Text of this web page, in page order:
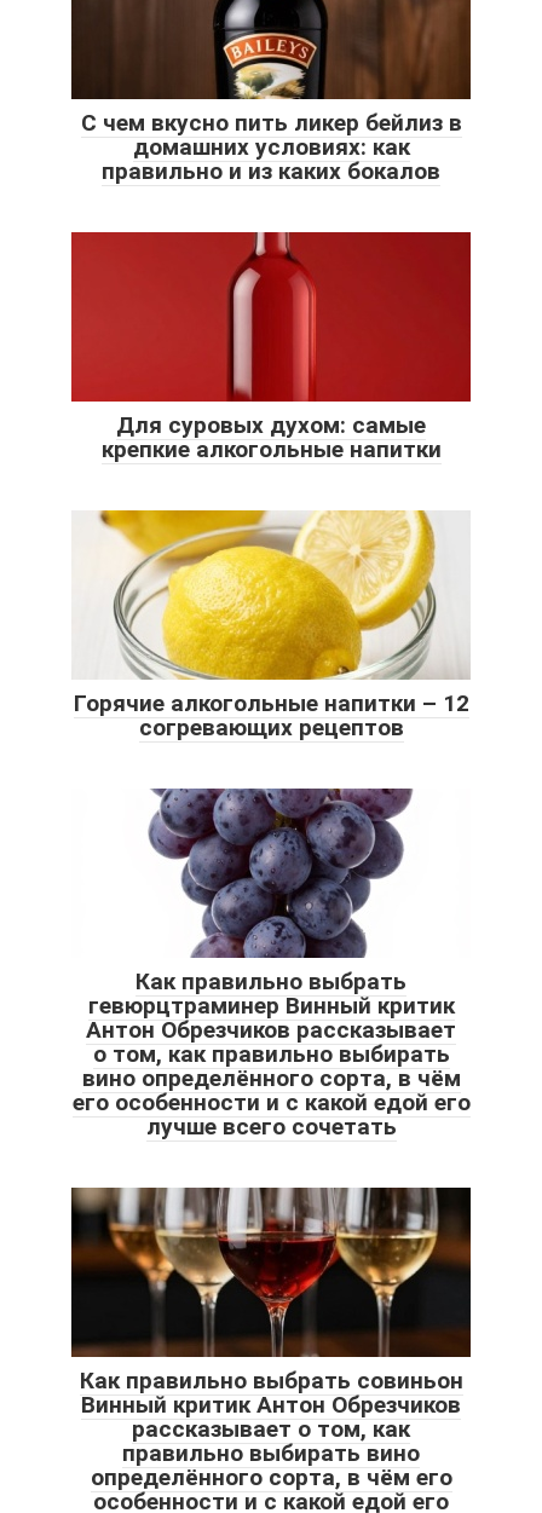
С чем вкусно пить ликер бейлиз в
домашних условиях: как
правильно и из каких бокалов
Для суровых духом: самые
крепкие алкогольные напитки
Горячие алкогольные напитки – 12
согревающих рецептов
Как правильно выбрать
гевюрцтраминер Винный критик
Антон Обрезчиков рассказывает
о том, как правильно выбирать
вино определённого сорта, в чём
его особенности и с какой едой его
лучше всего сочетать
Как правильно выбрать совиньон
Винный критик Антон Обрезчиков
рассказывает о том, как
правильно выбирать вино
определённого сорта, в чём его
особенности и с какой едой его